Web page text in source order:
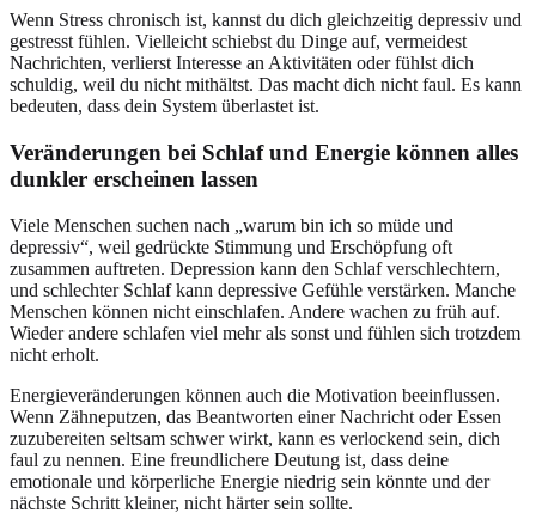
Wenn Stress chronisch ist, kannst du dich gleichzeitig depressiv und
gestresst fühlen. Vielleicht schiebst du Dinge auf, vermeidest
Nachrichten, verlierst Interesse an Aktivitäten oder fühlst dich
schuldig, weil du nicht mithältst. Das macht dich nicht faul. Es kann
bedeuten, dass dein System überlastet ist.
Veränderungen bei Schlaf und Energie können alles
dunkler erscheinen lassen
Viele Menschen suchen nach „warum bin ich so müde und
depressiv“, weil gedrückte Stimmung und Erschöpfung oft
zusammen auftreten. Depression kann den Schlaf verschlechtern,
und schlechter Schlaf kann depressive Gefühle verstärken. Manche
Menschen können nicht einschlafen. Andere wachen zu früh auf.
Wieder andere schlafen viel mehr als sonst und fühlen sich trotzdem
nicht erholt.
Energieveränderungen können auch die Motivation beeinflussen.
Wenn Zähneputzen, das Beantworten einer Nachricht oder Essen
zuzubereiten seltsam schwer wirkt, kann es verlockend sein, dich
faul zu nennen. Eine freundlichere Deutung ist, dass deine
emotionale und körperliche Energie niedrig sein könnte und der
nächste Schritt kleiner, nicht härter sein sollte.